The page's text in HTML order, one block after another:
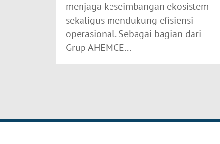
menjaga keseimbangan ekosistem
sekaligus mendukung efisiensi
operasional. Sebagai bagian dari
Grup AHEMCE...